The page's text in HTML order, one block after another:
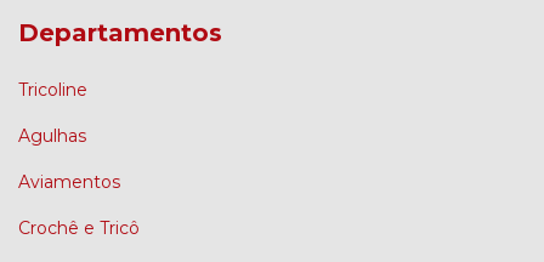
Departamentos
Tricoline
Agulhas
Aviamentos
Crochê e Tricô